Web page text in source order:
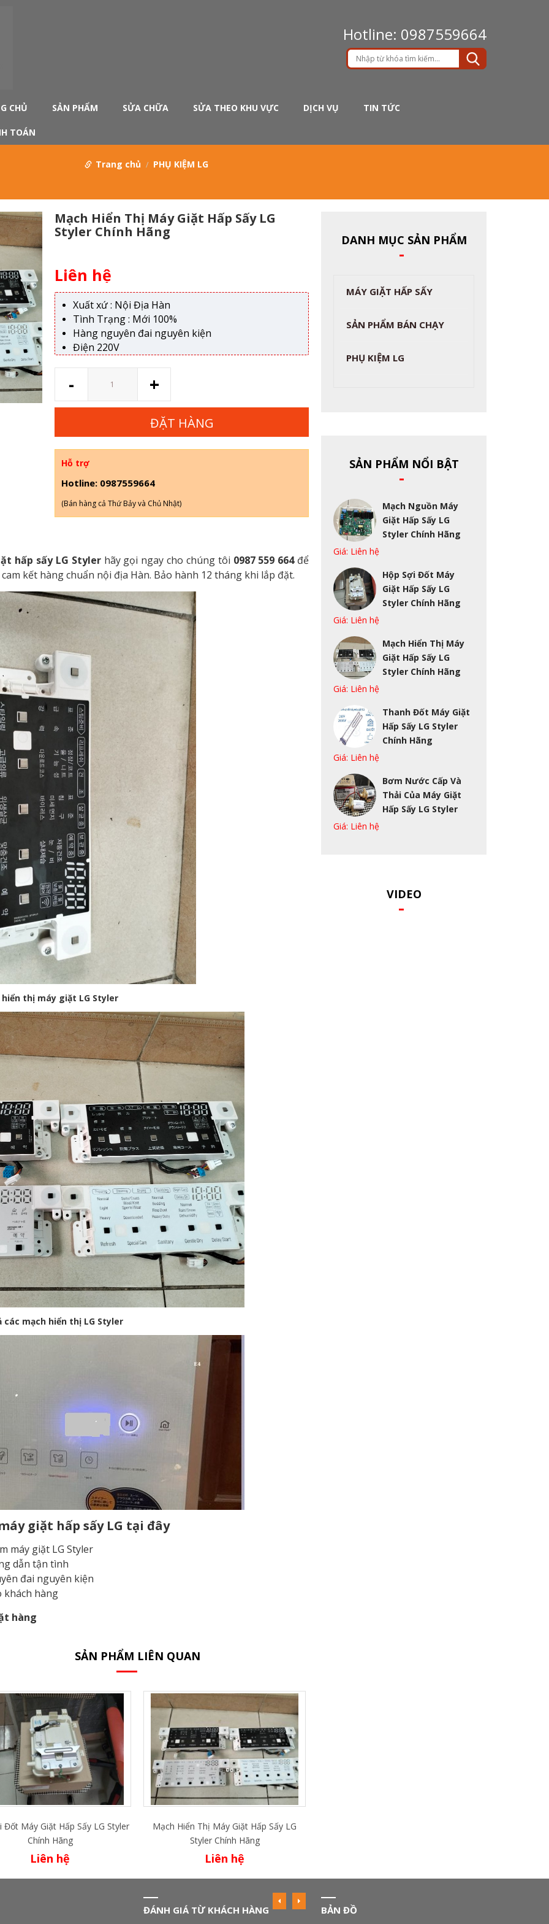
Hotline: 0987559664
CHỦ SẢN PHẨM SỬA CHỮA SỬA THEO KHU VỰC DỊCH VỤ TIN TỨC
TOÁN
Trang chủ PHỤ KIỆM LG
Mạch Hiển Thị Máy Giặt Hấp Sấy LG
Styler Chính Hãng
Liên hệ
Xuất xứ : Nội Địa Hàn
Tình Trạng : Mới 100%
Hàng nguyên đai nguyên kiện
Điện 220V
- +
ĐẶT HÀNG
Hỗ trợ
Hotline: 0987559664
(Bán hàng cả Thứ Bảy và Chủ Nhật)
hấp sấy LG Stylerhãy gọi ngay cho chúng tôi 0987 559 664 để
kết hàng chuẩn nội địa Hàn. Bảo hành 12 tháng khi lắp đặt.
hiển thị máy giặt LG Styler
các mạch hiển thị LG Styler
giặt hấp sấy LG tại đây
máy giặt LG Styler
dẫn tận tình
đai nguyên kiện
khách hàng
hàng
DANH MỤC SẢN PHẨM
MÁY GIẶT HẤP SẤY
SẢN PHẨM BÁN CHẠY
PHỤ KIỆM LG
SẢN PHẨM NỔI BẬT
Mạch Nguồn Máy
Giặt Hấp Sấy LG
Styler Chính Hãng
Giá: Liên hệ
Hộp Sợi Đốt Máy
Giặt Hấp Sấy LG
Styler Chính Hãng
Giá: Liên hệ
Mạch Hiển Thị Máy
Giặt Hấp Sấy LG
Styler Chính Hãng
Giá: Liên hệ
Thanh Đốt Máy Giặt
Hấp Sấy LG Styler
Chính Hãng
Giá: Liên hệ
Bơm Nước Cấp Và
Thải Của Máy Giặt
Hấp Sấy LG Styler
Giá: Liên hệ
VIDEO
SẢN PHẨM LIÊN QUAN
Đốt Máy Giặt Hấp Sấy LG Styler
Chính Hãng
Liên hệ
Mạch Hiển Thị Máy Giặt Hấp Sấy LG
Styler Chính Hãng
Liên hệ
ĐÁNH GIÁ TỪ KHÁCH HÀNG BẢN ĐỒ